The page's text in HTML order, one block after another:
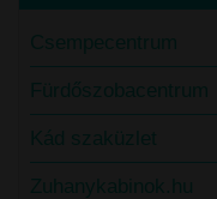
Csempecentrum
Fürdőszobacentrum
Kád szaküzlet
Zuhanykabinok.hu